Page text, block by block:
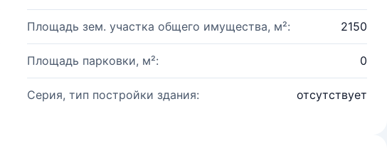
Площадь зем. участка общего имущества, м²: 2150
Площадь парковки, м²: 0
Серия, тип постройки здания: отсутствует